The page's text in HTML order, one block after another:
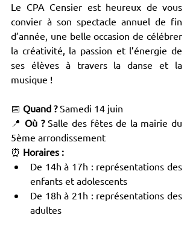
Le CPA Censier est heureux de vous
convier à son spectacle annuel de fin
d’année, une belle occasion de célébrer
la créativité, la passion et l’énergie de
ses élèves à travers la danse et la
musique !
📅 Quand ? Samedi 14 juin
📍 Où ? Salle des fêtes de la mairie du
5ème arrondissement
⏰ Horaires :
De 14h à 17h : représentations des
enfants et adolescents
De 18h à 21h : représentations des
adultes